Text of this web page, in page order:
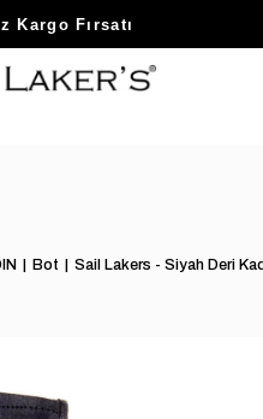
Fırsatlarını Keşfet
Bot Sail Lakers - Siyah Deri